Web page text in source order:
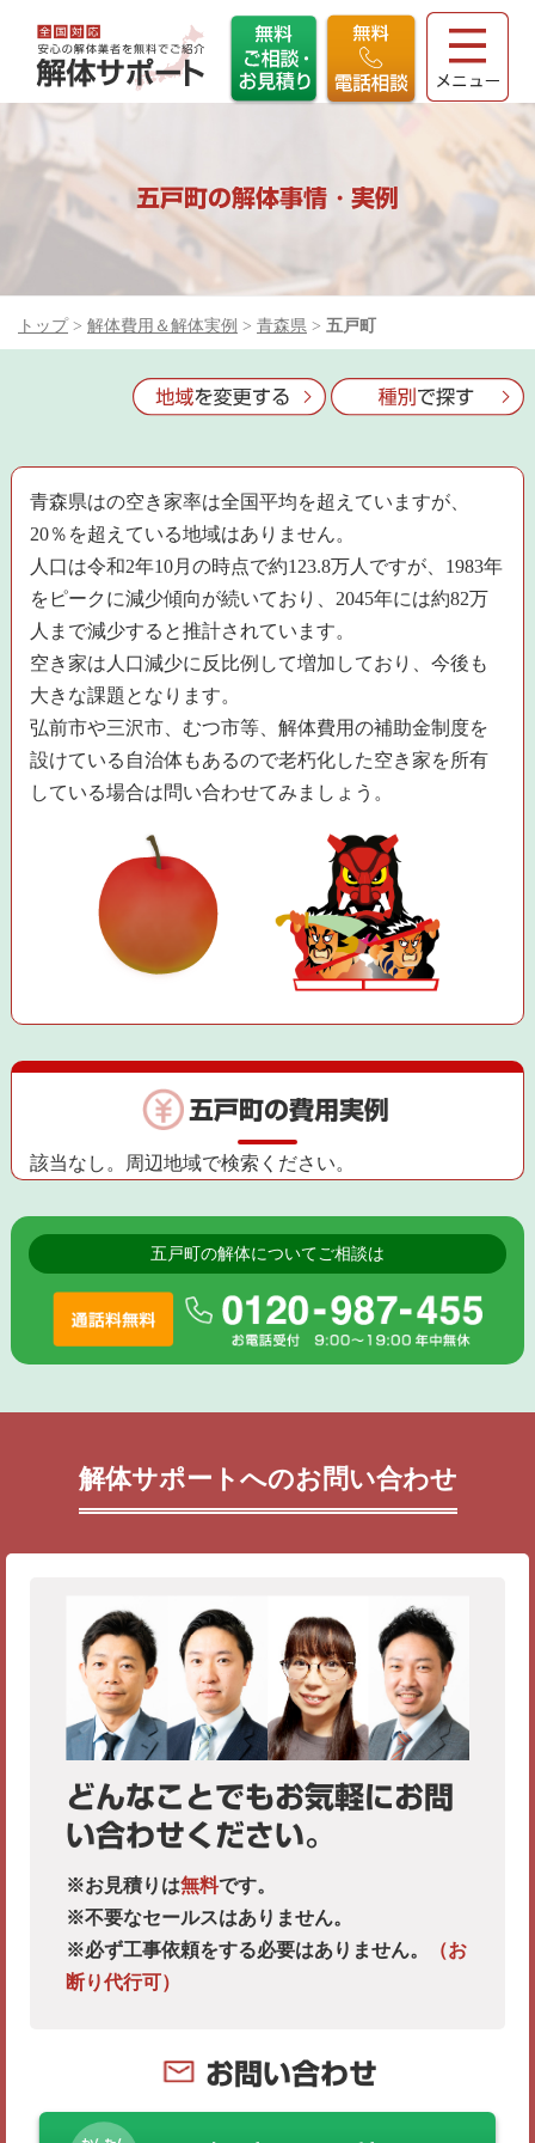
五戸町の解体事情・実例
トップ > 解体費用＆解体実例 > 青森県 > 五戸町
青森県はの空き家率は全国平均を超えていますが、
20％を超えている地域はありません。
人口は令和2年10月の時点で約123.8万人ですが、1983年
をピークに減少傾向が続いており、2045年には約82万
人まで減少すると推計されています。
空き家は人口減少に反比例して増加しており、今後も
大きな課題となります。
弘前市や三沢市、むつ市等、解体費用の補助金制度を
設けている自治体もあるので老朽化した空き家を所有
している場合は問い合わせてみましょう。
五戸町の費用実例
該当なし。周辺地域で検索ください。
五戸町の解体についてご相談は
解体サポートへのお問い合わせ
どんなことでもお気軽にお問
い合わせください。
※お見積りは無料です。
※不要なセールスはありません。
※必ず工事依頼をする必要はありません。
（お
断り代行可）
お問い合わせ